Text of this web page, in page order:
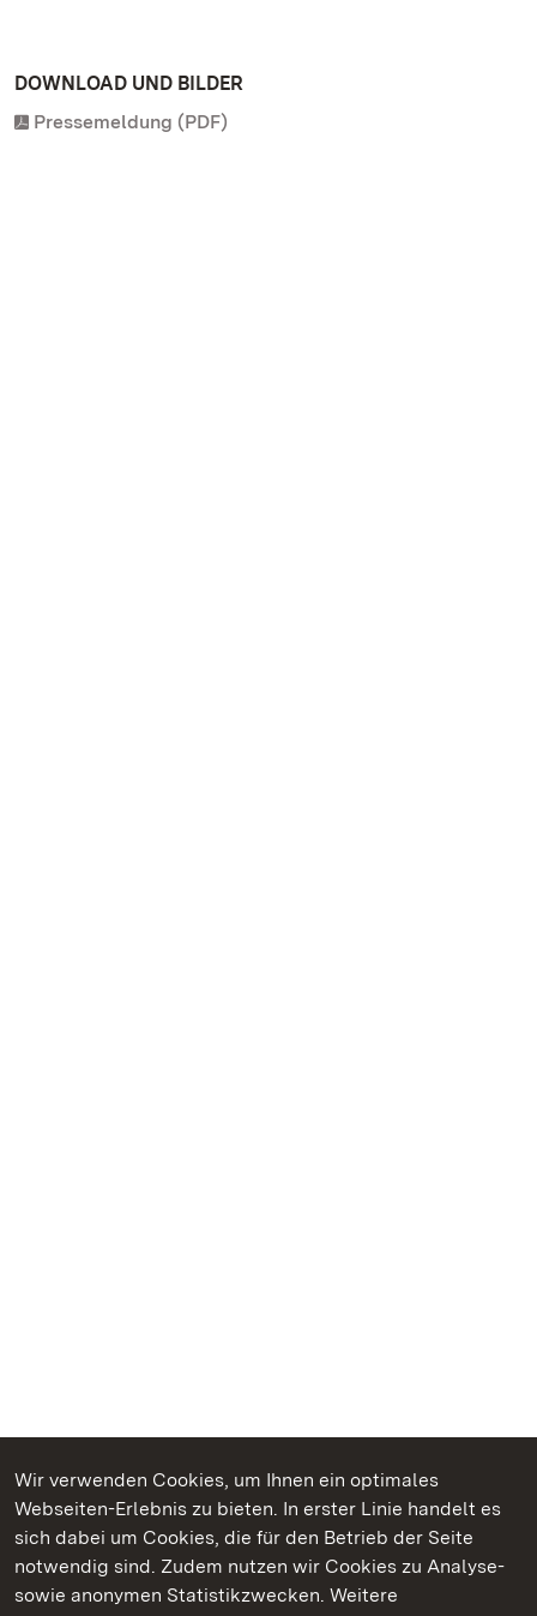
Wir verwenden Cookies, um Ihnen ein optimales
Webseiten-Erlebnis zu bieten. In erster Linie handelt es
sich dabei um Cookies, die für den Betrieb der Seite
notwendig sind. Zudem nutzen wir Cookies zu Analyse-
sowie anonymen Statistikzwecken. Weitere
DOWNLOAD UND BILDER
Pressemeldung (PDF)
Kommen. Staunen. Genießen.